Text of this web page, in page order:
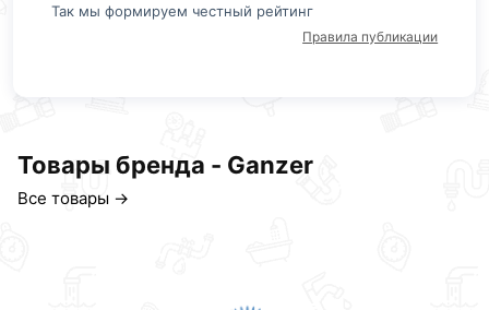
Так мы формируем честный рейтинг
Правила публикации
Товары бренда - Ganzer
Все товары →